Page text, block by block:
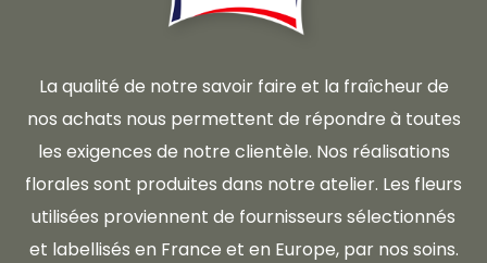
La qualité de notre savoir faire et la fraîcheur de
nos achats nous permettent de répondre à toutes
les exigences de notre clientèle. Nos réalisations
florales sont produites dans notre atelier. Les fleurs
utilisées proviennent de fournisseurs sélectionnés
et labellisés en France et en Europe, par nos soins.